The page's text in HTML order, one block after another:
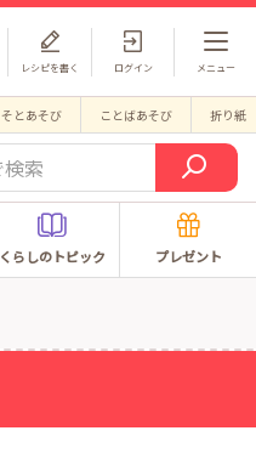
ログイン
レシピを書く メニュー
そとあそび ことばあそび 折り紙
くらしのトピック プレゼント